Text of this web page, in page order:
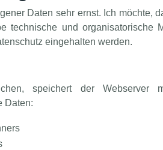
Daten sehr ernst. Ich möchte,
technische und organisatorische
eingehalten werden.
speichert der Webserver
Daten: